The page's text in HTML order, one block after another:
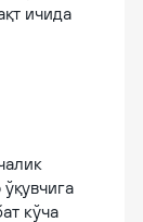
ичида
кўча